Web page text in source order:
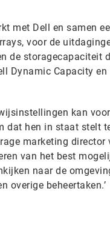
met Dell en samen
voor de
de storagecapaciteit
Dynamic Capacity
kan
hen in staat stelt
marketing
van het best
naar de
overige beheertaken.’